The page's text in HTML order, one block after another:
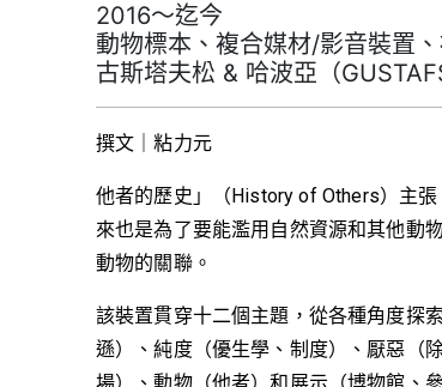
2016～迄今
動物標本、複合媒材/影音裝置
古斯塔夫松 & 哈波亞（
撰文｜粘力元
他者的歷史」（History of Others）主
來也是為了要能濫用自然資源和其他動
動物的關聯。
該裝置貫穿十二個主題，從各種角度探
遜）、純度（優生學、制度）、厭惡（